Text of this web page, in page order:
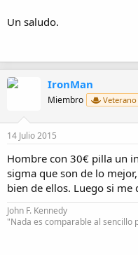
Un saludo.
IronMan
Miembro Veterano
14 Julio 2015
Hombre con 30€ pilla un
sigma que son de lo
bien de ellos. Luego si
John F. Kennedy
"Nada es comparable al sencillo